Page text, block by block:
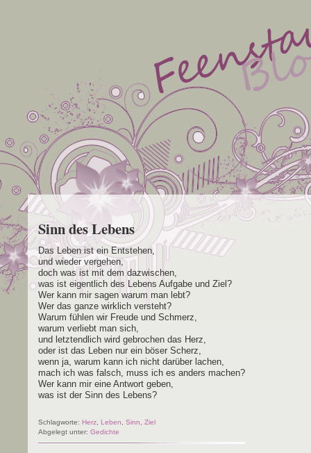
Sinn des Lebens
Das Leben ist ein Entstehen,
und wie­der vergehen,
doch was ist mit dem dazwischen,
was ist eigent­lich des Lebens Auf­ga­be und Ziel?
Wer kann mir sagen war­um man lebt?
Wer das gan­ze wirk­lich versteht?
War­um füh­len wir Freu­de und Schmerz,
war­um ver­liebt man sich,
und letzt­end­lich wird gebro­chen das Herz,
oder ist das Leben nur ein böser Scherz,
wenn ja, war­um kann ich nicht dar­über lachen,
mach ich was falsch, muss ich es anders machen?
Wer kann mir eine Ant­wort geben,
was ist der Sinn des Lebens?
Schlagworte: Herz Leben Sinn
Ziel
Abgelegt unter: Gedichte